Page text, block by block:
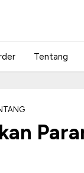
Tentang